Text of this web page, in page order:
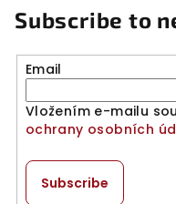
Subscribe to
Email
Vložením e-mailu
ochrany osobních
Subscribe